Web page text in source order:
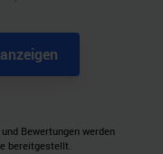
Bewertungen werden
bereitgestellt.